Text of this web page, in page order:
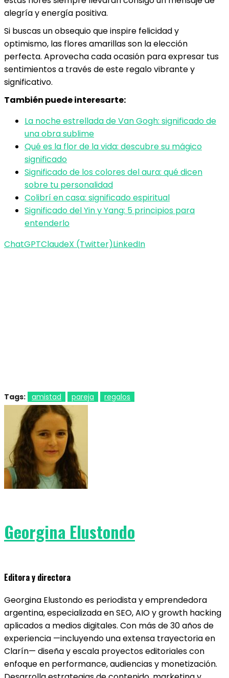
alegría y energía positiva.
Si buscas un obsequio que inspire felicidad y
optimismo, las flores amarillas son la elección
perfecta. Aprovecha cada ocasión para expresar tus
sentimientos a través de este regalo vibrante y
significativo.
También puede interesarte:
La noche estrellada de Van Gogh: significado de
una obra sublime
Qué es la flor de la vida: descubre su mágico
significado
Significado de los colores del aura: qué dicen
sobre tu personalidad
Colibrí en casa: significado espiritual
Significado del Yin y Yang: 5 principios para
entenderlo
ChatGPTClaudeX (Twitter)LinkedIn
Tags: amistad pareja regalos
Georgina Elustondo
Editora y directora
Georgina Elustondo es periodista y emprendedora
argentina, especializada en SEO, AIO y growth hacking
aplicados a medios digitales. Con más de 30 años de
experiencia —incluyendo una extensa trayectoria en
Clarín— diseña y escala proyectos editoriales con
enfoque en performance, audiencias y monetización.